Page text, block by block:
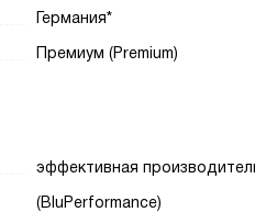
Германия*
Премиум (Premium)
эффективная
(BluPerformance)